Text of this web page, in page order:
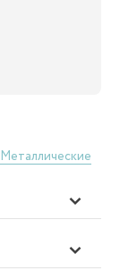
Металлические